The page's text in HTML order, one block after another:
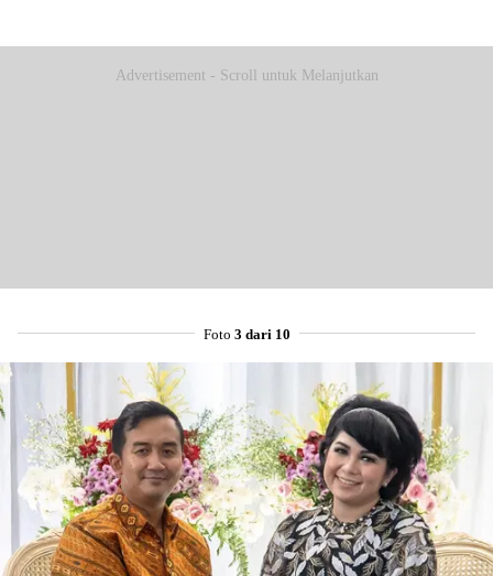
Advertisement - Scroll untuk Melanjutkan
Foto 3 dari 10